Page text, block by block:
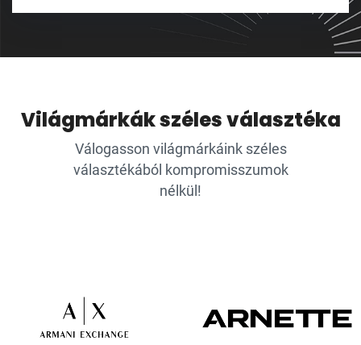
Világmárkák széles választéka
Válogasson világmárkáink széles
választékából kompromisszumok
nélkül!